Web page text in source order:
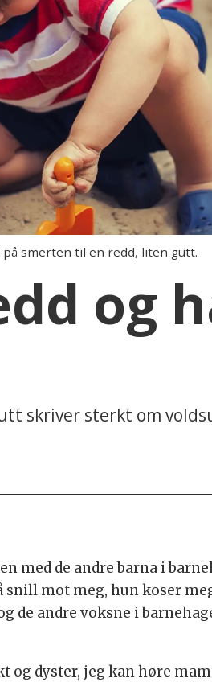
smerten til en redd, liten gutt.
og
skriver sterkt om
de andre barna i
snill mot meg, hun koser
de andre voksne i
dyster, jeg kan høre